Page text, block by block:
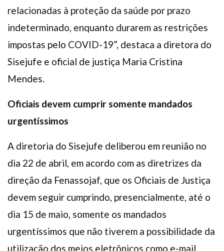
relacionadas à proteção da saúde por prazo
indeterminado, enquanto durarem as restrições
impostas pelo COVID-19”, destaca a diretora do
Sisejufe e oficial de justiça Maria Cristina
Mendes.
Oficiais devem cumprir somente mandados
urgentíssimos
A diretoria do Sisejufe deliberou em reunião no
dia 22 de abril, em acordo com as diretrizes da
direção da Fenassojaf, que os Oficiais de Justiça
devem seguir cumprindo, presencialmente, até o
dia 15 de maio, somente os mandados
urgentíssimos que não tiverem a possibilidade da
utilização dos meios eletrônicos como e-mail,